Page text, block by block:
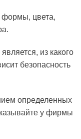
формы, цвета,
из какого
безопасность
определенных
у фирмы